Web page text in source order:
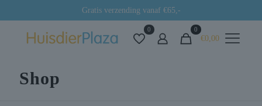
Gratis verzending vanaf €65,-
0 0
€0,00
Shop